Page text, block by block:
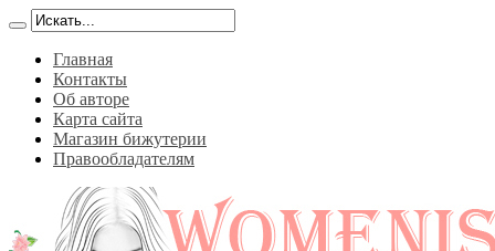
Главная
Контакты
Об авторе
Карта сайта
Магазин бижутерии
Правообладателям